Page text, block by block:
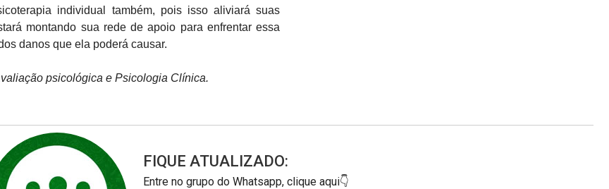
individual também, pois isso aliviará suas
montando sua rede de apoio para enfrentar essa
danos que ela poderá causar.
psicológica e Psicologia Clínica.
FIQUE ATUALIZADO:
Entre no grupo do Whatsapp, clique aqui👇